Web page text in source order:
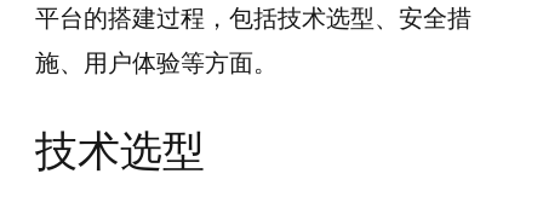
平台的搭建过程，包括技术选型、安全措
施、用户体验等方面。
技术选型